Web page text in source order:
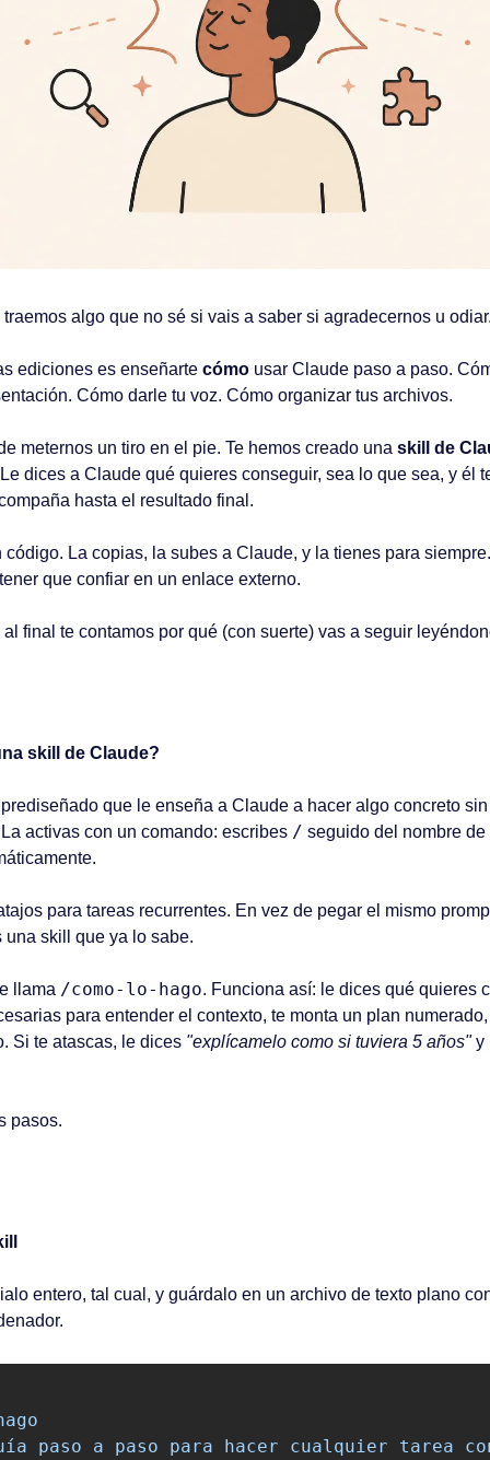
algo que no sé si vais a saber si agradecernos u
ediciones es enseñarte cómo usar Claude paso a paso.
Cómo darle tu voz. Cómo organizar tus archivos.
meternos un tiro en el pie. Te hemos creado una skill de
dices a Claude qué quieres conseguir, sea lo que sea, y él
hasta el resultado final.
La copias, la subes a Claude, y la tienes para
que confiar en un enlace externo.
final te contamos por qué (con suerte) vas a seguir
skill de Claude?
que le enseña a Claude a hacer algo concreto
activas con un comando: escribes / seguido del nombre
para tareas recurrentes. En vez de pegar el mismo
skill que ya lo sabe.
llama /como-lo-hago. Funciona así: le dices qué quieres
para entender el contexto, te monta un plan
Si te atascas, le dices "explícamelo como si tuviera 5 años" y
pasos.
entero, tal cual, y guárdalo en un archivo de texto plano
paso a paso para hacer cualquier tarea